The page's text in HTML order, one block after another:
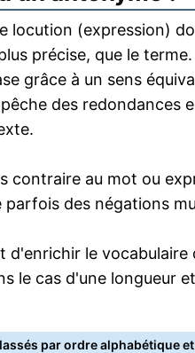
locution (expression)
précise, que le
grâce à un sens
des redondances
contraire au mot ou
des négations
le vocabulaire
le cas d'une longueur
par ordre alphabétique